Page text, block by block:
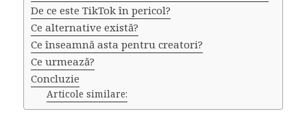
De ce este TikTok în pericol?
Ce alternative există?
Ce înseamnă asta pentru creatori?
Ce urmează?
Concluzie
Articole similare: